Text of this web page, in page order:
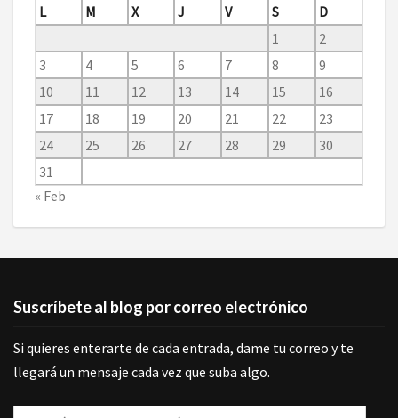
L
M X J V S
D
1
2
3
4 5 6 7 8
9
10
11 12 13 14 15
16
17
18 19 20 21 22
23
24
25 26 27 28 29
30
31
« Feb
Suscríbete al blog por correo electrónico
Si quieres enterarte de cada entrada, dame tu correo y te
llegará un mensaje cada vez que suba algo.